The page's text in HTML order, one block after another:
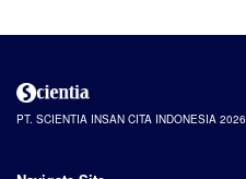
PT. SCIENTIA INSAN CITA INDONESIA 2026